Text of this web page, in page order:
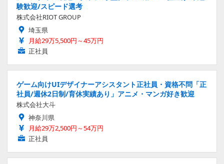
験歓迎/スピード選考
株式会社RIOT GROUP
埼玉県
月給29万5,500円～45万円
正社員
ゲーム向けUIデザイナーアシスタント正社員・資格不問「正
社員/週休2日制/育休実績あり」アニメ・マンガ好き歓迎
株式会社大斗
神奈川県
月給29万2,500円～54万円
正社員